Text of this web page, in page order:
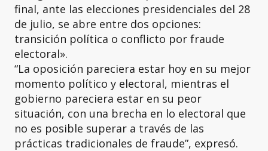
final, ante las elecciones presidenciales del 28
de julio, se abre entre dos opciones:
transición política o conflicto por fraude
electoral».
“La oposición pareciera estar hoy en su mejor
momento político y electoral, mientras el
gobierno pareciera estar en su peor
situación, con una brecha en lo electoral que
no es posible superar a través de las
prácticas tradicionales de fraude”, expresó.